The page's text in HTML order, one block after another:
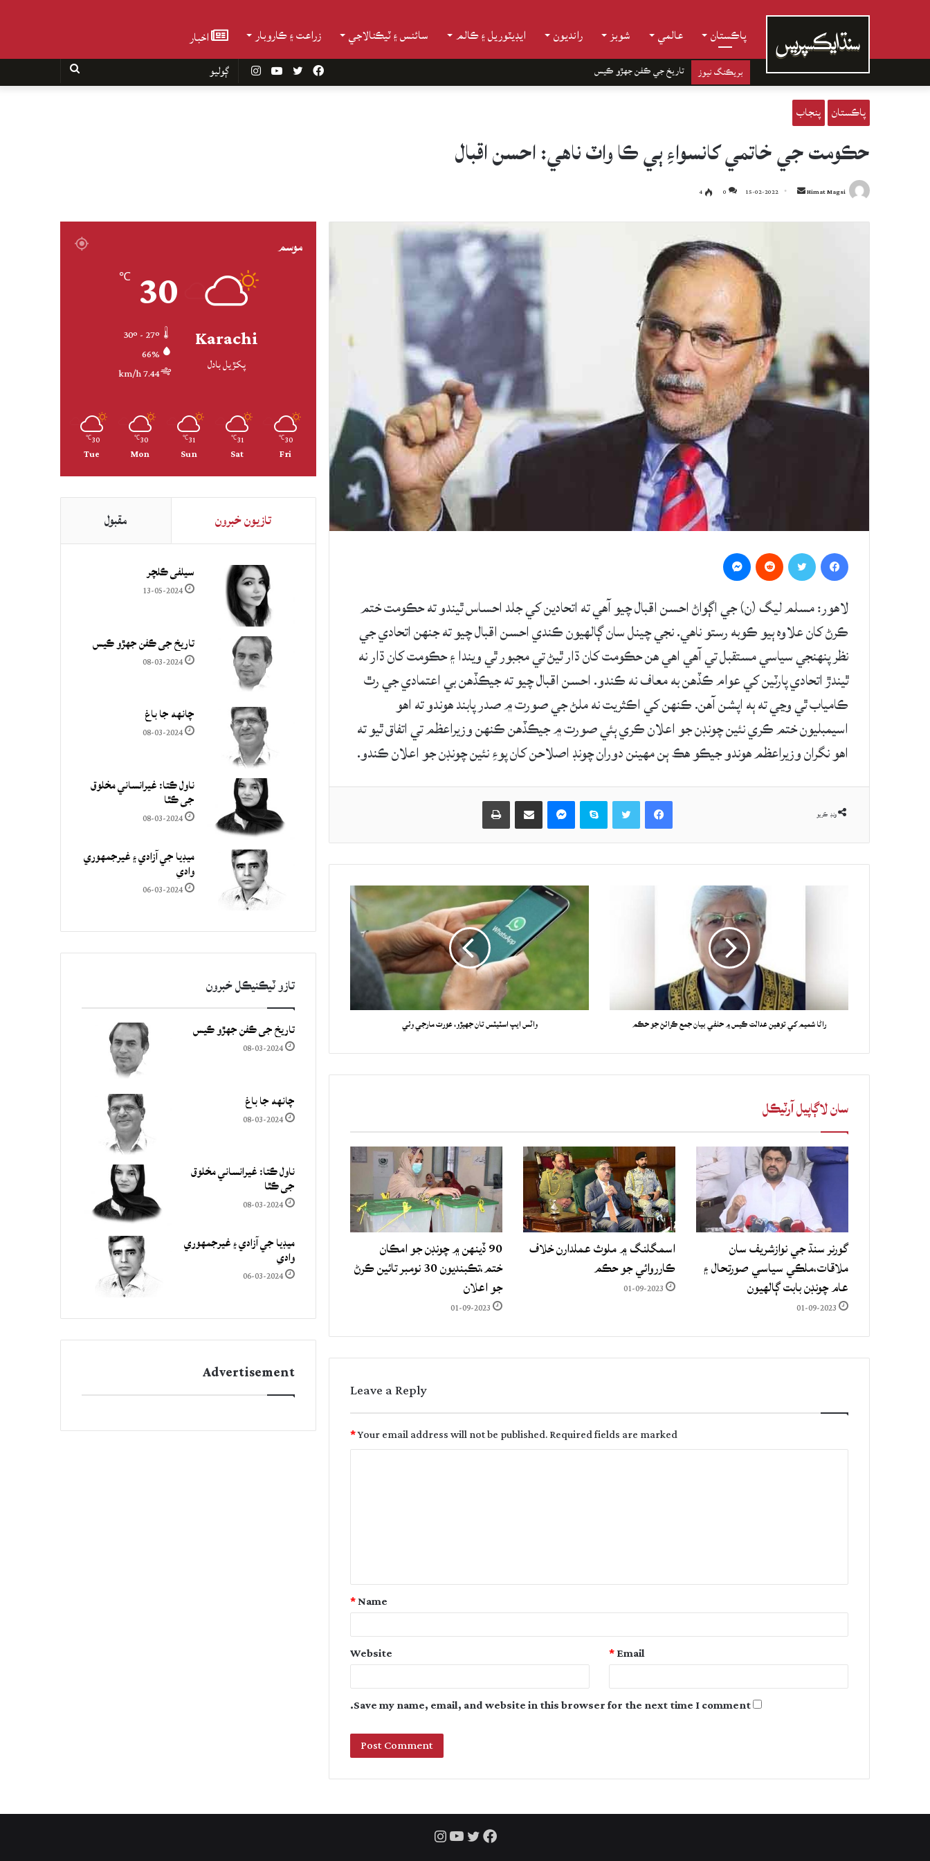
پاڪستان عالمي شوبز رانديون ايڊيٽوريل ۽ ڪالم سائنس ۽ ٽيڪنالاجي زراعت ۽ ڪاروبار اخبار
بريڪنگ نيوز تاريخ جي ڪفن جھڙو ڪيس InstagramYouTube Twitter
Facebook
پاڪستان پنجاب
حڪومت جي خاتمي کانسواءِ ٻي ڪا واٽ ناهي: احسن اقبال
Himat Magsi
Send
email
15-02-2022
0
4
لاهور: مسلم ليگ (ن) جي اڳواڻ احسن اقبال چيو آهي ته اتحادين کي جلد احساس ٿيندو ته حڪومت ختم
ڪرڻ کان علاوه ٻيو ڪوبه رستو ناهي. نجي چينل سان ڳالهيون ڪندي احسن اقبال چيو ته جنهن اتحادي جي
نظر پنهنجي سياسي مستقبل تي آهي اهي هن حڪومت کان ڌار ٿيڻ تي مجبور ٿي ويندا ۽ حڪومت کان ڌار نه
ٿيندڙ اتحادي پارٽين کي عوام ڪڏهن به معاف نه ڪندو. احسن اقبال چيو ته جيڪڏهن بي اعتمادي جي رٿ
ڪامياب ٿي وڃي ته ٻه اپشن آهن. ڪنهن کي اڪثريت نه ملڻ جي صورت ۾ صدر پابند هوندو ته اهو
اسيمبليون ختم ڪري نئين چونڊن جو اعلان ڪري ٻئي صورت ۾ جيڪڏهن ڪنهن وزيراعظم تي اتفاق ٿيو ته
اهو نگران وزيراعظم هوندو جيڪو هڪ ٻن مهينن دوران چونڊ اصلاحن کان پوءِ نئين چونڊن جو اعلان ڪندو.
ونڊ ڪريو
Facebook
Skype حصيداري ڪريو اي ميل ذريعي
راڻا شميم کي توهين عدالت ڪيس ۾ حلفي بيان جمع ڪرائڻ جو حڪم واٽس ايپ اسٽيٽس تان جهيڙو، عورت مارجي وئي
سان لاڳاپيل آرٽيڪل
گورنر سنڌ جي نوازشريف سان
ملاقات،ملڪي سياسي صورتحال ۽
عام چونڊن بابت ڳالهيون
01-09-2023
اسمگلنگ ۾ ملوث عملدارن خلاف
ڪارروائي جو حڪم
01-09-2023
90 ڏينهن ۾ چونڊن جو امڪان
ختم،تڪبنديون 30 نومبر تائين ڪرڻ
جو اعلان
01-09-2023
Leave a Reply
Your email address will not be published.Required fields are marked
*
t
Name
*
Email
*
Website
Save my name, email, and website in this browser for the next time I comment.
موسم
Karachi
پکڙيل بادل
30
℃
66%
7.44 km/h
30
℃
Fri
31
℃
Sat
31
℃
Sun
30
℃
Mon
30
℃
Tue
تازيون خبرون مقبول
سيلفي ڪلچر
13-05-2024
تاريخ جي ڪفن جھڙو ڪيس
08-03-2024
چانهه جا باغ
08-03-2024
ناول ڪتا: غيرانساني مخلوق
جي ڪٿا
08-03-2024
ميڊيا جي آزادي ۽ غيرجمھوري
وادي
06-03-2024
تازو ٽيڪنيڪل خبرون
تاريخ جي ڪفن جھڙو ڪيس
08-03-2024
چانهه جا باغ
08-03-2024
ناول ڪتا: غيرانساني مخلوق
جي ڪٿا
08-03-2024
ميڊيا جي آزادي ۽ غيرجمھوري
وادي
06-03-2024
Advertisement
Facebook
Twitter
YouTube